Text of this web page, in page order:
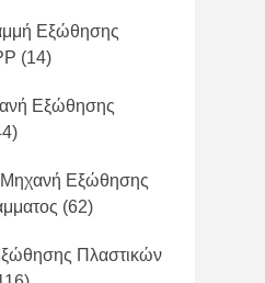
Εξώθησης
(14)
Εξώθησης
Μηχανή Εξώθησης
(62)
Πλαστικών